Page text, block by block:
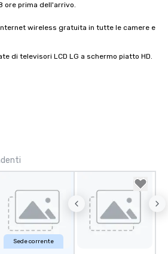
ore prima dell'arrivo.
wireless gratuita in tutte le camere e
di televisori LCD LG a schermo piatto HD.
Sede corrente